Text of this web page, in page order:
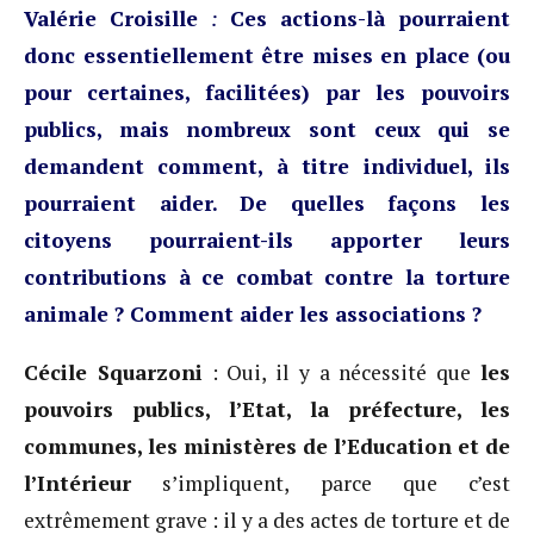
Valérie Croisille : Ces actions-là pourraient
donc essentiellement être mises en place (ou
pour certaines, facilitées) par les pouvoirs
publics, mais nombreux sont ceux qui se
demandent comment, à titre individuel, ils
pourraient aider. De quelles façons les
citoyens pourraient-ils apporter leurs
contributions à ce combat contre la torture
animale ? Comment aider les associations ?
Cécile Squarzoni : Oui, il y a nécessité queles
pouvoirs publics, l’Etat, la préfecture, les
communes, les ministères de l’Education et de
l’Intérieur s’impliquent, parce que c’est
extrêmement grave : il y a des actes de torture et de